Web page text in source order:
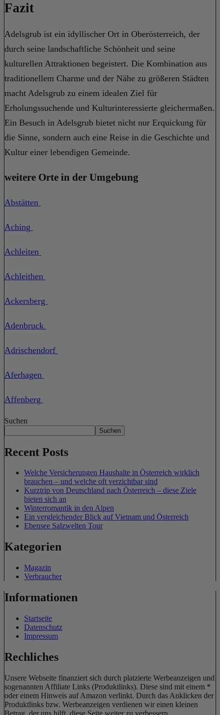
Fazit
Adelsgrub ist ein idyllischer Ort in Oberösterreich, der
durch seine landschaftliche Schönheit und seine
kulturellen Attraktionen begeistert. Die Kombination aus
traditionellem Charme und der Nähe zu größeren Städten
macht Adelsgrub zu einem idealen Ziel für
Erholungssuchende und Kulturinteressierte gleichermaßen.
Ein Besuch in Adelsgrub bietet nicht nur Erquickung für
die Sinne, sondern auch eine Reise in die Geschichte und
Kultur einer lebendigen Gemeinde.
weitere Orte in der Umgebung
Abstätten
Aching
Achleiten
Achleithen
Ackersberg
Adenbruck
Adrischendorf
Aferhagen
Affenberg
Suchen
Suchen
Recent Posts
Welche Versicherungen Haushalte in Österreich wirklich
brauchen – und welche oft verzichtbar sind
Kurztrip von Deutschland nach Österreich – diese Ziele
bieten sich an
Winterromantik in den Alpen
Ein vergleichender Blick auf Vietnam und Österreich
Ebensee Salzwelten Tour
Kategorien
Magazin
Verbraucher
Informationen
Startseite
Datenschutz
Impressum
Rechliches
Unsere Webseite finanziert sich durch platzierte Werbeanzeigen und
sogenannten Affiliate Links (Produktlinks). Diese sind mit einem *
oder einem Hinweis auf Amazon verlinkt. Durch das Anklicken der
Produktlinks bzw. Werbeanzeigen verdienen wir einen kleinen
Betrag, der uns hilft, diese Seite weiter zu verbessern.